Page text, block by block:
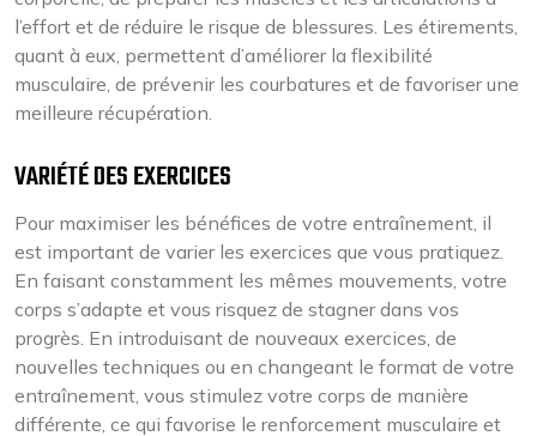
l’effort et de réduire le risque de blessures. Les étirements,
quant à eux, permettent d’améliorer la flexibilité
musculaire, de prévenir les courbatures et de favoriser une
meilleure récupération.
VARIÉTÉ DES EXERCICES
Pour maximiser les bénéfices de votre entraînement, il
est important de varier les exercices que vous pratiquez.
En faisant constamment les mêmes mouvements, votre
corps s’adapte et vous risquez de stagner dans vos
progrès. En introduisant de nouveaux exercices, de
nouvelles techniques ou en changeant le format de votre
entraînement, vous stimulez votre corps de manière
différente, ce qui favorise le renforcement musculaire et